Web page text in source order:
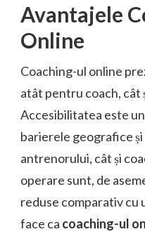
Avantajele
Online
Coaching-ul online
atât pentru coach, cât
Accesibilitatea este
barierele geografice
antrenorului, cât și
operare sunt, de
reduse comparativ cu
face ca coaching-ul